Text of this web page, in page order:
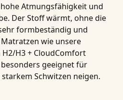
Atmungsfähigkeit und
Der Stoff wärmt, ohne die
formbeständig und
Matratzen wie unsere
H3 + CloudComfort
geeignet für
Schwitzen neigen.